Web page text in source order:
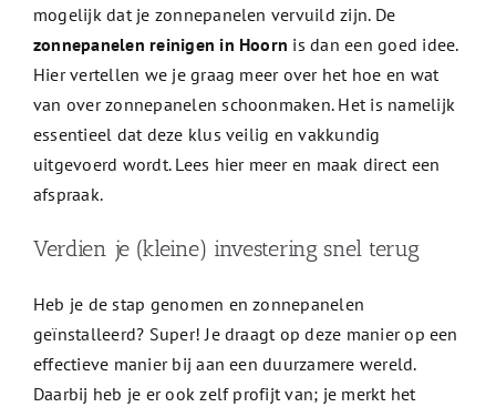
mogelijk dat je zonnepanelen vervuild zijn. De
zonnepanelen reinigen in Hoorn is dan een goed idee.
Hier vertellen we je graag meer over het hoe en wat
van over zonnepanelen schoonmaken. Het is namelijk
essentieel dat deze klus veilig en vakkundig
uitgevoerd wordt. Lees hier meer en maak direct een
afspraak.
Verdien je (kleine) investering snel terug
Heb je de stap genomen en zonnepanelen
geïnstalleerd? Super! Je draagt op deze manier op een
effectieve manier bij aan een duurzamere wereld.
Daarbij heb je er ook zelf profijt van; je merkt het